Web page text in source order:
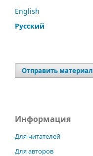
English
Русский
Отправить материал
Информация
Для читателей
Для авторов